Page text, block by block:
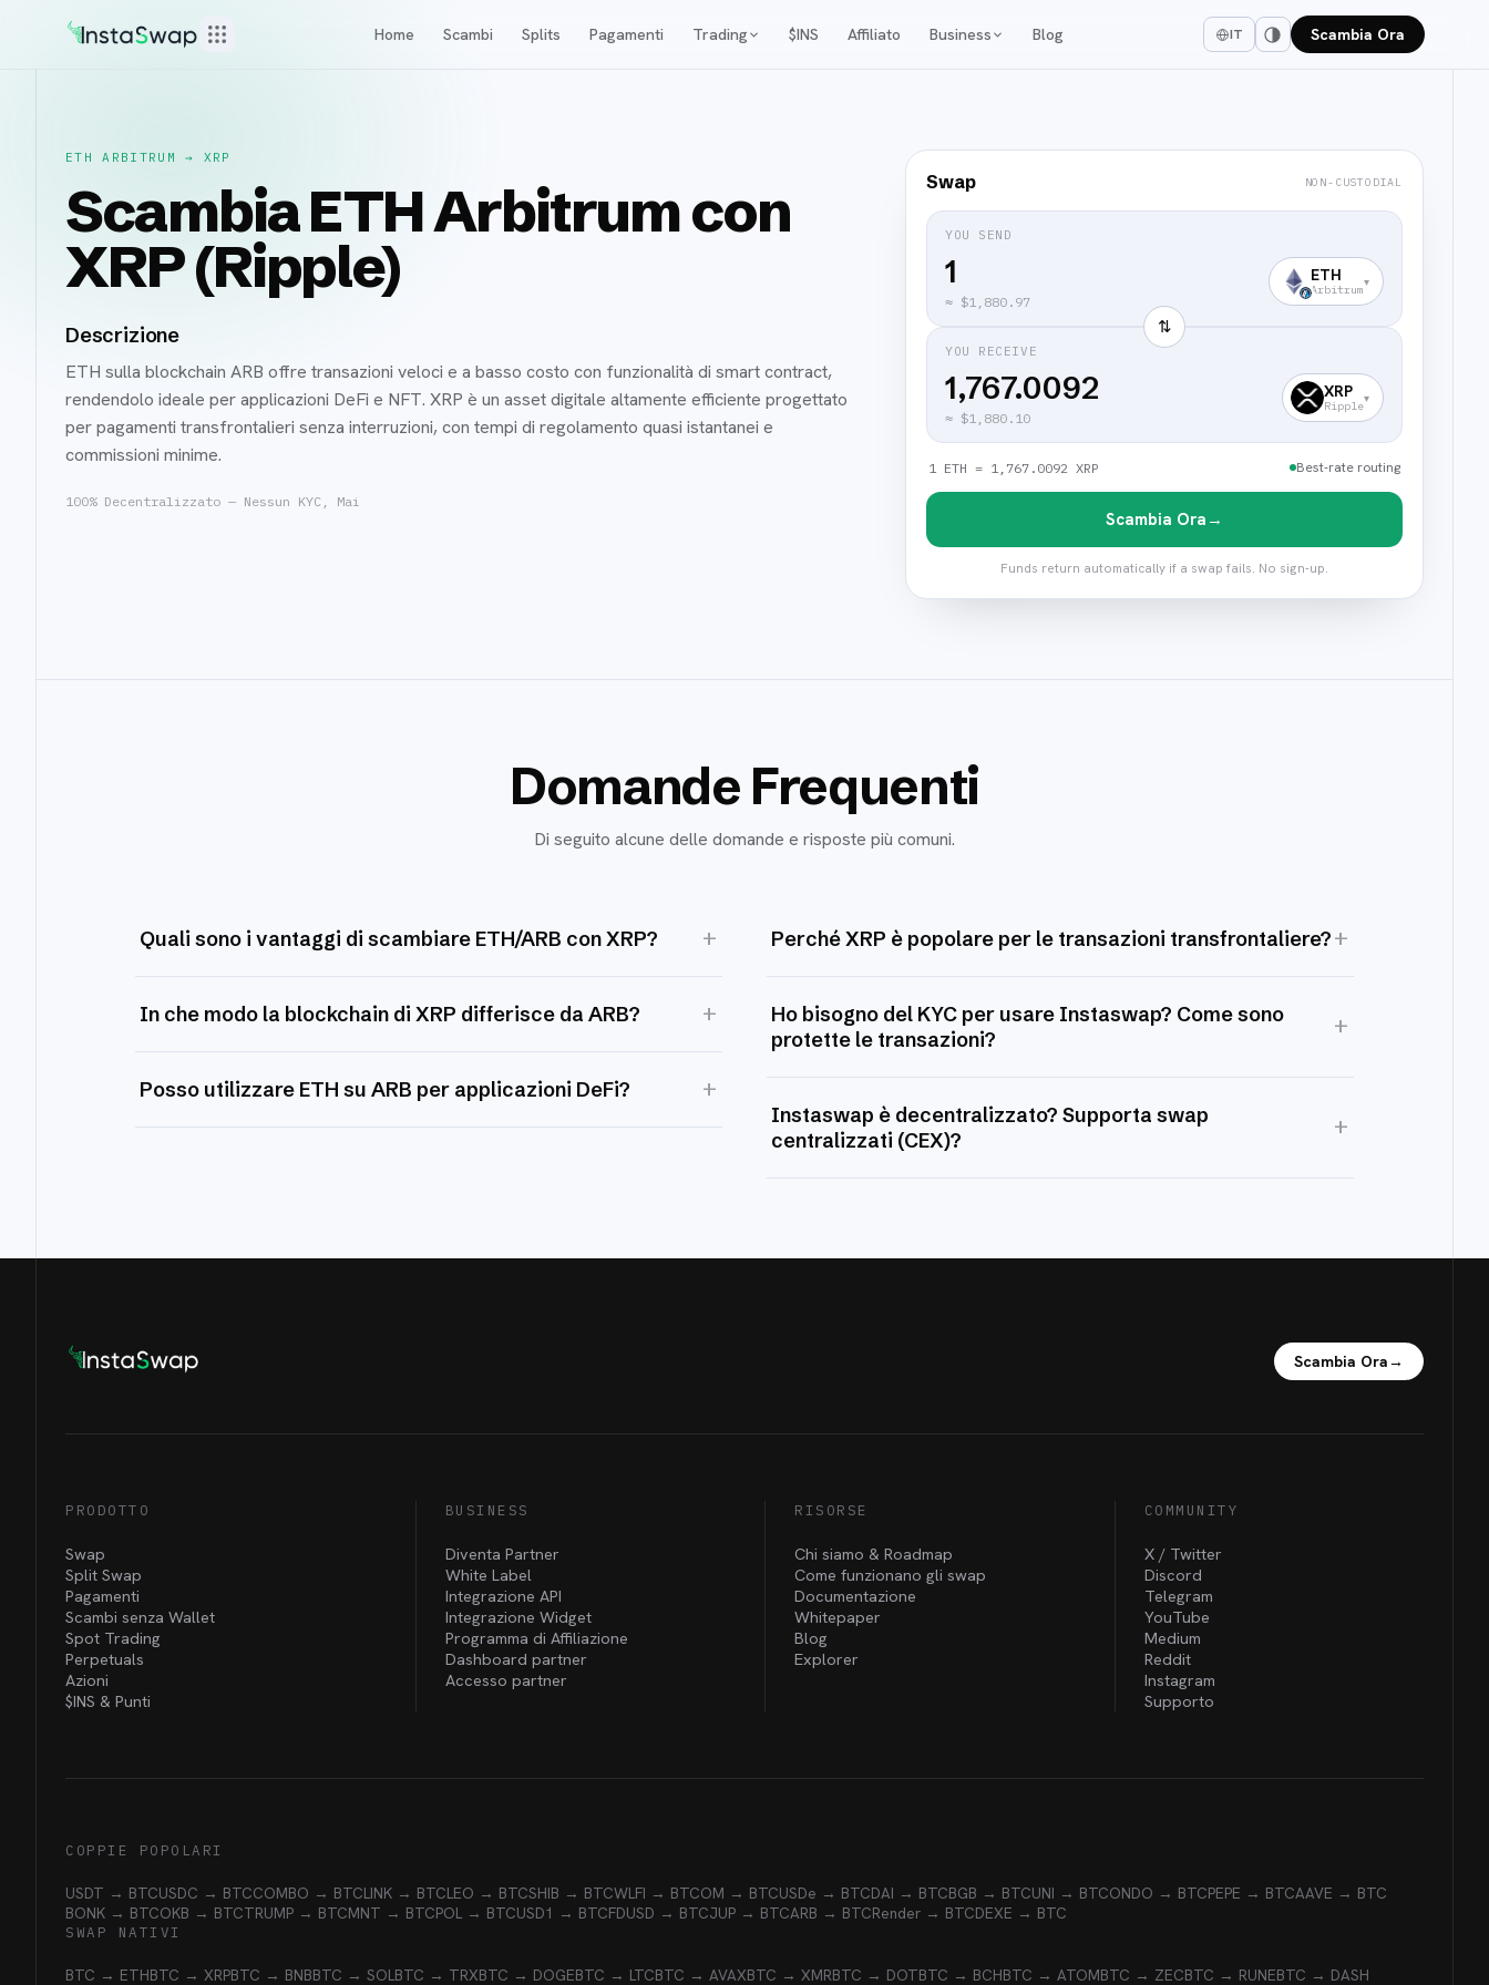
Home Scambi Splits Pagamenti Trading $INS Affiliato Business Blog IT Scambia Ora
ETH ARBITRUM → XRP
Scambia ETH Arbitrum con
XRP (Ripple)
Descrizione
ETH sulla blockchain ARB offre transazioni veloci e a basso costo con funzionalità di smart contract,
rendendolo ideale per applicazioni DeFi e NFT. XRP è un asset digitale altamente efficiente progettato
per pagamenti transfrontalieri senza interruzioni, con tempi di regolamento quasi istantanei e
commissioni minime.
100% Decentralizzato — Nessun KYC, Mai
Swap NON-CUSTODIAL
YOU SEND
≈ $1,880.97
ETH
Arbitrum
▾
⇅
YOU RECEIVE
1,767.0092
≈ $1,880.10
XRP
Ripple
▾
1 ETH = 1,767.0092 XRP Best-rate routing
Scambia Ora →
Funds return automatically if a swap fails. No sign-up.
Domande Frequenti
Di seguito alcune delle domande e risposte più comuni.
Quali sono i vantaggi di scambiare ETH/ARB con XRP? +
In che modo la blockchain di XRP differisce da ARB? +
Posso utilizzare ETH su ARB per applicazioni DeFi? +
Perché XRP è popolare per le transazioni transfrontaliere?+
Ho bisogno del KYC per usare Instaswap? Come sono
protette le transazioni?
+
Instaswap è decentralizzato? Supporta swap
centralizzati (CEX)?
+
Scambia Ora→
PRODOTTO
Swap
Split Swap
Pagamenti
Scambi senza Wallet
Spot Trading
Perpetuals
Azioni
$INS & Punti
BUSINESS
Diventa Partner
White Label
Integrazione API
Integrazione Widget
Programma di Affiliazione
Dashboard partner
Accesso partner
RISORSE
Chi siamo & Roadmap
Come funzionano gli swap
Documentazione
Whitepaper
Blog
Explorer
COMMUNITY
X / Twitter
Discord
Telegram
YouTube
Medium
Reddit
Instagram
Supporto
COPPIE POPOLARI
USDT → BTCUSDC → BTCCOMBO → BTCLINK → BTCLEO → BTCSHIB → BTCWLFI → BTCOM → BTCUSDe → BTCDAI → BTCBGB → BTCUNI → BTCONDO → BTCPEPE → BTCAAVE → BTC
BONK → BTCOKB → BTCTRUMP → BTCMNT → BTCPOL → BTCUSD1 → BTCFDUSD → BTCJUP → BTCARB → BTCRender → BTCDEXE → BTC
SWAP NATIVI
BTC → ETHBTC → XRPBTC → BNBBTC → SOLBTC → TRXBTC → DOGEBTC → LTCBTC → AVAXBTC → XMRBTC → DOTBTC → BCHBTC → ATOMBTC → ZECBTC → RUNEBTC → DASH